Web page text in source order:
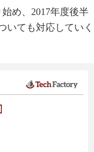
め、2017年度後半
いても対応していく